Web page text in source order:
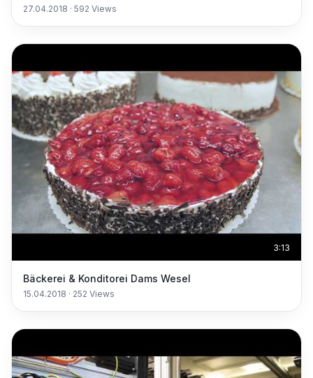
27.04.2018 · 592 Views
3:13
Bäckerei & Konditorei Dams Wesel
15.04.2018 · 252 Views